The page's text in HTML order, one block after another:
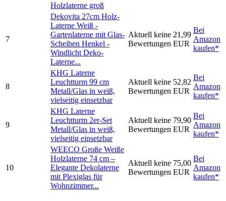
Holzlaterne groß
7
Dekovita 27cm Holz-
Laterne Weiß -
Gartenlaterne mit Glas-
Scheiben Henkel -
Windlicht Deko-
Laterne...
Aktuell keine
Bewertungen
21,99
EUR
Bei
Amazon
kaufen*
8
KHG Laterne
Leuchtturm 99 cm
Metall/Glas in weiß,
vielseitig einsetzbar
Aktuell keine
Bewertungen
52,82
EUR
Bei
Amazon
kaufen*
9
KHG Laterne
Leuchtturm 2er-Set
Metall/Glas in weiß,
vielseitig einsetzbar
Aktuell keine
Bewertungen
79,90
EUR
Bei
Amazon
kaufen*
10
WEECO Große Weiße
Holzlaterne 74 cm –
Elegante Dekolaterne
mit Plexiglas für
Wohnzimmer...
Aktuell keine
Bewertungen
75,00
EUR
Bei
Amazon
kaufen*